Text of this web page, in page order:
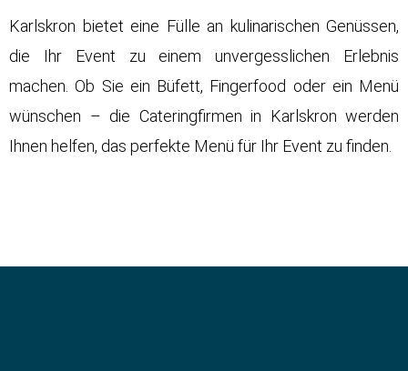
Karlskron bietet eine Fülle an kulinarischen Genüssen,
die Ihr Event zu einem unvergesslichen Erlebnis
machen. Ob Sie ein Büfett, Fingerfood oder ein Menü
wünschen – die Cateringfirmen in Karlskron werden
Ihnen helfen, das perfekte Menü für Ihr Event zu finden.